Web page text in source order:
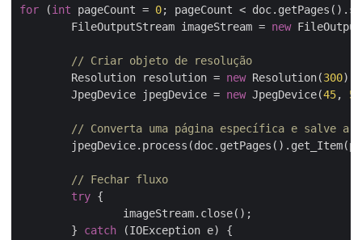
for (int pageCount = 0; pageCount <
	FileOutputStream imageStream =
new
// Criar objeto de resolução
	Resolution resolution =
new Resolution(300);
	JpegDevice jpegDevice =
new JpegDevice(45, 59
// Converta uma página específica e salve a
// Fechar fluxo
try {
	}
catch (IOException e) {